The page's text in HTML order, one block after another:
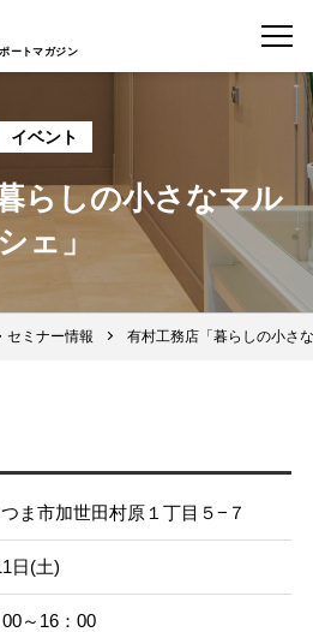
ートマガジン
イベント
らしの小さなマル
シェ」
セミナー情報 有村工務店「暮らしの小さ
ま市加世田村原１丁目５−７
日(土)
～16：00